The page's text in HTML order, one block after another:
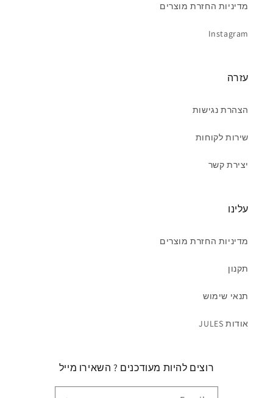
מדיניות החזרת מוצרים
Instagram
עזרה
הצהרת נגישות
שירות לקוחות
יצירת קשר
עלינו
מדיניות החזרת מוצרים
תקנון
תנאי שימוש
אודות JULES
רוצים להיות מעודכנים ? השאירו מייל